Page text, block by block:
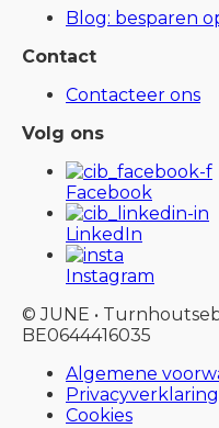
Blog: besparen
Contact
Contacteer ons
Volg ons
Facebook
LinkedIn
Instagram
© JUNE •
BE0644416035
Algemene
Privacyverklaring
Cookies